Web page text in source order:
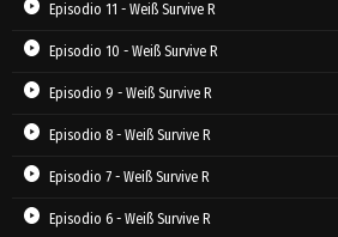
Episodio 11 - Weiß Survive R
Episodio 10 - Weiß Survive R
Episodio 9 - Weiß Survive R
Episodio 8 - Weiß Survive R
Episodio 7 - Weiß Survive R
Episodio 6 - Weiß Survive R